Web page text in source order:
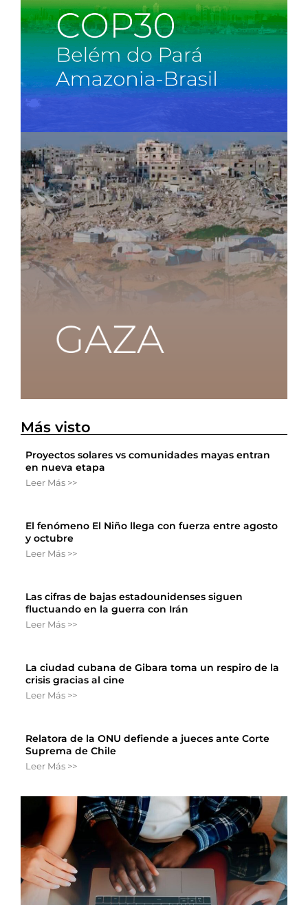
Más visto
Proyectos solares vs comunidades mayas entran
en nueva etapa
Leer Más >>
El fenómeno El Niño llega con fuerza entre agosto
y octubre
Leer Más >>
Las cifras de bajas estadounidenses siguen
fluctuando en la guerra con Irán
Leer Más >>
La ciudad cubana de Gibara toma un respiro de la
crisis gracias al cine
Leer Más >>
Relatora de la ONU defiende a jueces ante Corte
Suprema de Chile
Leer Más >>